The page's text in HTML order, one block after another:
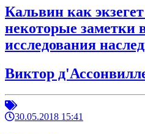
Кальвин как
некоторые заметки
исследования
Виктор
30.05.2018 15:41